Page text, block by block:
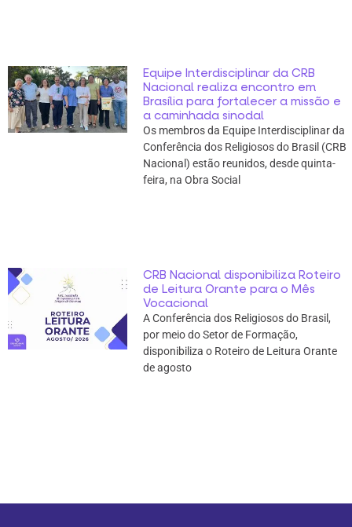
Equipe Interdisciplinar da CRB
Nacional realiza encontro em
Brasília para fortalecer a missão e
a caminhada sinodal
Os membros da Equipe Interdisciplinar da
Conferência dos Religiosos do Brasil (CRB
Nacional) estão reunidos, desde quinta-
feira, na Obra Social
CRB Nacional disponibiliza Roteiro
de Leitura Orante para o Mês
Vocacional
A Conferência dos Religiosos do Brasil,
por meio do Setor de Formação,
disponibiliza o Roteiro de Leitura Orante
de agosto